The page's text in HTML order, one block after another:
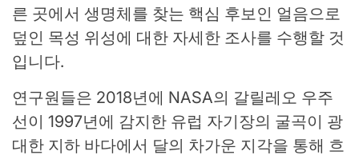
른 곳에서 생명체를 찾는 핵심 후보인 얼음으로
덮인 목성 위성에 대한 자세한 조사를 수행할 것
입니다.
연구원들은 2018년에 NASA의 갈릴레오 우주
선이 1997년에 감지한 유럽 자기장의 굴곡이 광
대한 지하 바다에서 달의 차가운 지각을 통해 흐